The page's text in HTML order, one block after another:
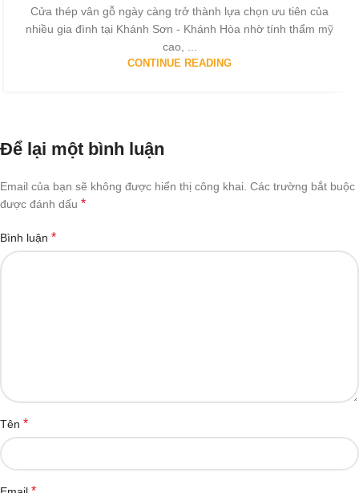
Cửa thép vân gỗ ngày càng trở thành lựa chọn ưu tiên của
nhiều gia đình tại Khánh Sơn - Khánh Hòa nhờ tính thẩm mỹ
cao, ...
CONTINUE READING
Để lại một bình luận
Email của bạn sẽ không được hiển thị công khai. Các trường bắt buộc
được đánh dấu *
Bình luận *
Tên *